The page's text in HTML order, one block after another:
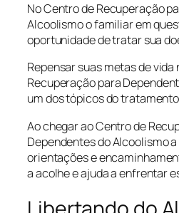
No Centro de Recuperação
Alcoolismo o familiar em
oportunidade de tratar sua
Repensar suas metas de vida
Recuperação para
um dos tópicos do
Ao chegar ao Centro de
Dependentes do Alcoolismo
orientações e
a acolhe e ajuda a enfrentar